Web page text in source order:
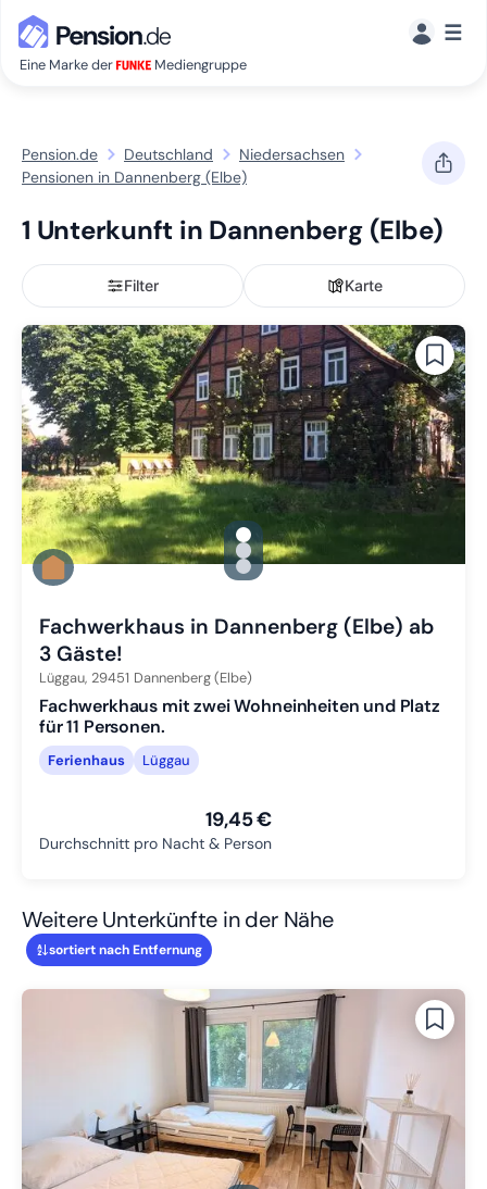
Eine Marke der Mediengruppe
☰
Pension.de Deutschland
Niedersachsen
Pensionen in Dannenberg (Elbe)
1 Unterkunft in Dannenberg (Elbe)
Filter Karte
gallery.slide_selector
Zu Slide 1 wechseln
Zu Slide 2 wechseln
Zu Slide 3 wechseln
Fachwerkhaus in Dannenberg (Elbe) ab
3 Gäste!
Lüggau, 29451 Dannenberg (Elbe)
Fachwerkhaus mit zwei Wohneinheiten und Platz
für 11 Personen.
Ferienhaus Lüggau
19,45 €
Durchschnitt pro Nacht & Person
Weitere Unterkünfte in der Nähe
sortiert nach Entfernung